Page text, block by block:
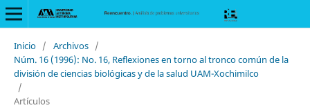
Inicio / Archivos /
Núm. 16 (1996): No. 16, Reflexiones en torno al tronco común de la
división de ciencias biológicas y de la salud UAM-Xochimilco
/
Artículos